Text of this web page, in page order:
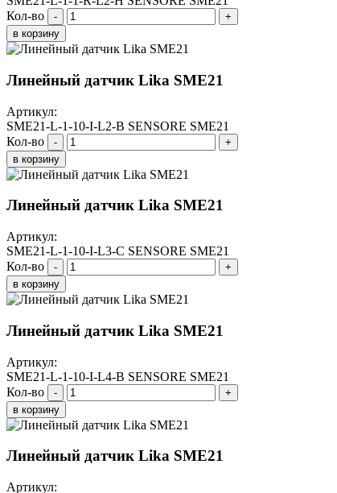
Кол-во
-
+
в корзину
Линейный датчик Lika SME21
Артикул:
SME21-L-1-10-I-L2-B SENSORE SME21
Кол-во
-
+
в корзину
Линейный датчик Lika SME21
Артикул:
SME21-L-1-10-I-L3-C SENSORE SME21
Кол-во
-
+
в корзину
Линейный датчик Lika SME21
Артикул:
SME21-L-1-10-I-L4-B SENSORE SME21
Кол-во
-
+
в корзину
Линейный датчик Lika SME21
Артикул: